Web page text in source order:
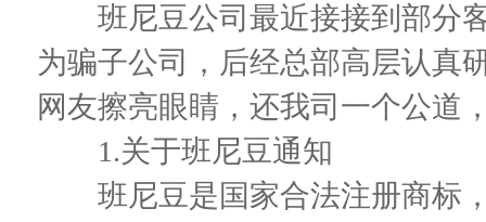
班尼豆公司最近接接到部分客
为骗子公司，后经总部高层认真
网友擦亮眼睛，还我司一个公道
1.关于班尼豆通知
班尼豆是国家合法注册商标，